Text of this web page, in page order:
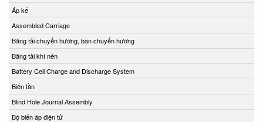
Chalmit
Checkline
Chemyx Vietnam
Chino
Chongqing Chuke
Chongqing Huaneng
Clake/Fololo
COMFILETECH
Áp kế
Assembled Carriage
Băng tải chuyển hướng, bàn chuyển hướng
Băng tải khí nén
Battery Cell Charge and Discharge System
Biến tần
Blind Hole Journal Assembly
Bộ biến áp điện tử